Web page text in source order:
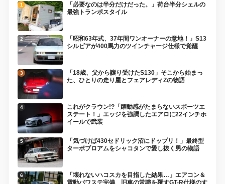
「必要なのは半分だけだった。」荷台半分シェルの
最強トランポスタイル
「昭和63年式、37年間ワンオーナーの意地！」S13
シルビアが400馬力のツインチャージ仕様で覚醒
「18歳、父から譲り受けたS130」そこから始まっ
た、ひとりの走り屋とフェアレディZの物語
これがクラウン!?「躍動感がたまらないスポーツエ
ステート！」エッジを強調したエアロに22インチホ
イールで武装
「気づけば430セドリック沼にドップリ！」最終型
ターボブロアムをシャコタンで愛し抜く男の物語
「壊れないハコスカを目指した結果…」エアコン＆
電動パワステ完備、旧車の常識を覆すGT-R仕様のす